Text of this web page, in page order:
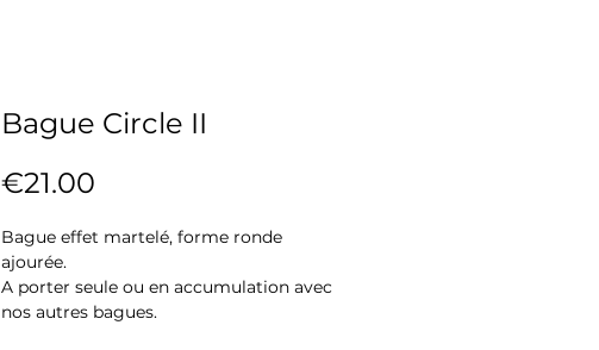
Bague Circle II
€21.00
Bague effet martelé, forme ronde
ajourée.
A porter seule ou en accumulation avec
nos autres bagues.